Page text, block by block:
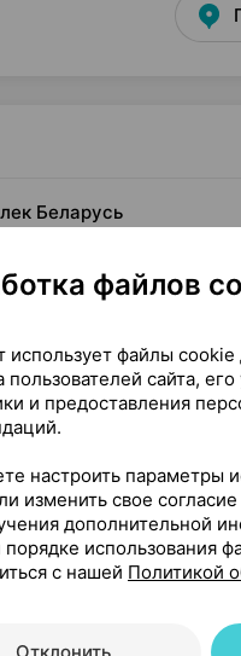
Беларусь
применяют
файлов
использует файлы
пользователей сайта,
и предоставления
настроить параметры
изменить свое
дополнительной
порядке использования
с нашей Политикой
Отклонить